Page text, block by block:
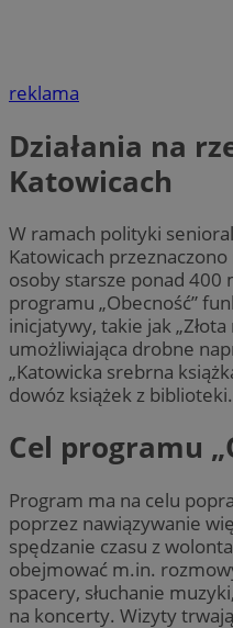
reklama
Działania na
Katowicach
W ramach polityki
Katowicach przeznaczono
osoby starsze ponad 400
programu „Obecność”
inicjatywy, takie jak
umożliwiająca drobne
„Katowicka srebrna
dowóz książek z biblioteki.
Cel programu
Program ma na celu
poprzez nawiązywanie
spędzanie czasu z
obejmować m.in.
spacery, słuchanie
na koncerty. Wizyty